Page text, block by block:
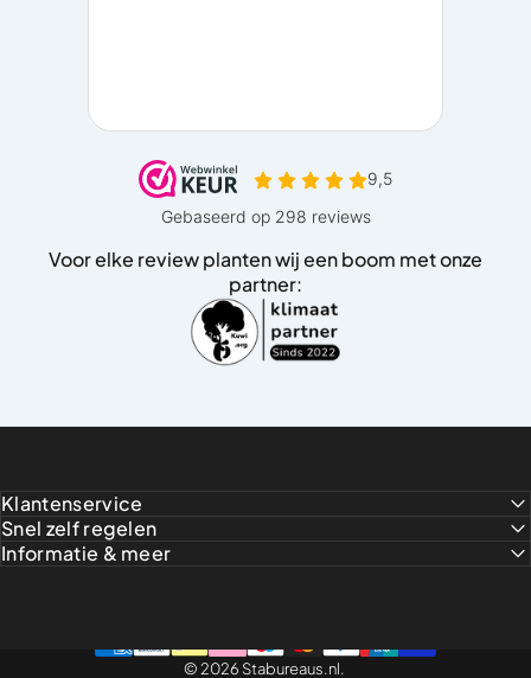
Voor elke review planten wij een boom met onze
partner:
Klantenservice
Snel zelf regelen
Informatie & meer
© 2026 Stabureaus.nl.